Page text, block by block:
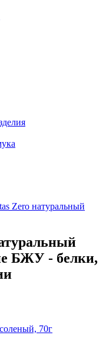
Zero натуральный
БЖУ - белки,